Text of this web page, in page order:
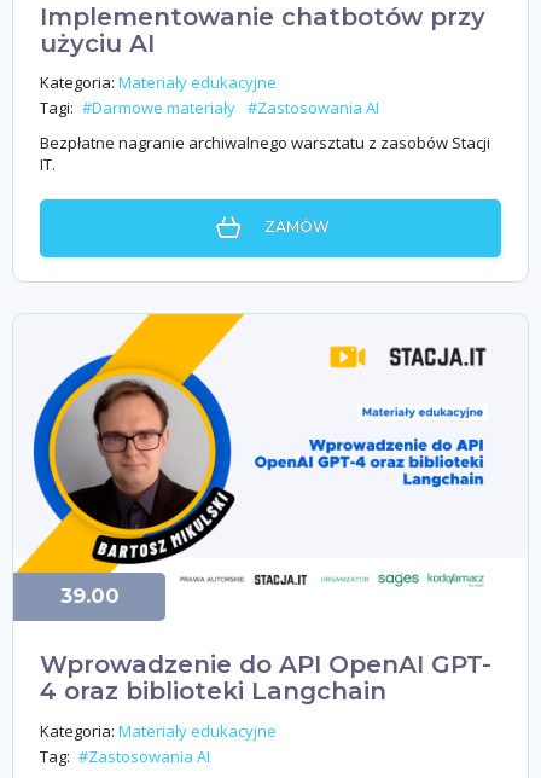
Implementowanie chatbotów przy
użyciu AI
Kategoria: Materiały edukacyjne
Tagi: #Darmowe materiały #Zastosowania AI
Bezpłatne nagranie archiwalnego warsztatu z zasobów Stacji
IT.
ZAMÓW
Wprowadzenie do API OpenAI GPT-
4 oraz biblioteki Langchain
Kategoria: Materiały edukacyjne
Tag: #Zastosowania AI
39.00